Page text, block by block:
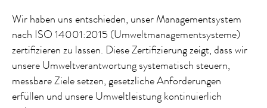
Wir haben uns entschieden, unser Managementsystem
nach ISO 14001:2015 (Umweltmanagementsysteme)
zertifizieren zu lassen. Diese Zertifizierung zeigt, dass wir
unsere Umweltverantwortung systematisch steuern,
messbare Ziele setzen, gesetzliche Anforderungen
erfüllen und unsere Umweltleistung kontinuierlich